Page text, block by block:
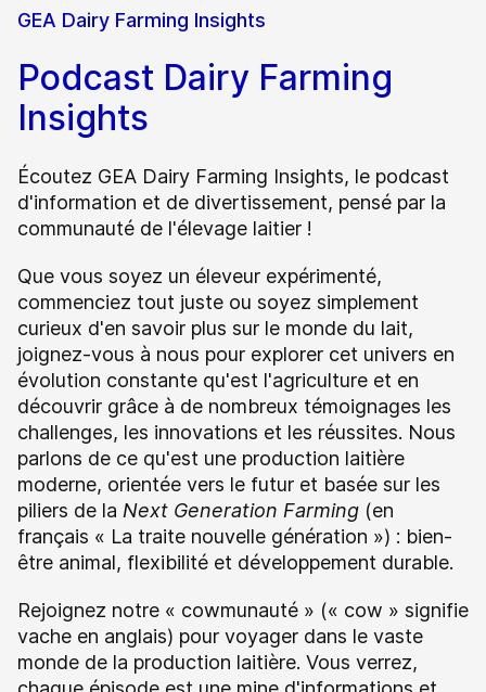
GEA Dairy Farming Insights
Podcast Dairy Farming
Insights
Écoutez GEA Dairy Farming Insights, le podcast
d'information et de divertissement, pensé par la
communauté de l'élevage laitier !
Que vous soyez un éleveur expérimenté,
commenciez tout juste ou soyez simplement
curieux d'en savoir plus sur le monde du lait,
joignez-vous à nous pour explorer cet univers en
évolution constante qu'est l'agriculture et en
découvrir grâce à de nombreux témoignages les
challenges, les innovations et les réussites. Nous
parlons de ce qu'est une production laitière
moderne, orientée vers le futur et basée sur les
piliers de la Next Generation Farming (en
français « La traite nouvelle génération ») : bien-
être animal, flexibilité et développement durable.
Rejoignez notre « cowmunauté » (« cow » signifie
vache en anglais) pour voyager dans le vaste
monde de la production laitière. Vous verrez,